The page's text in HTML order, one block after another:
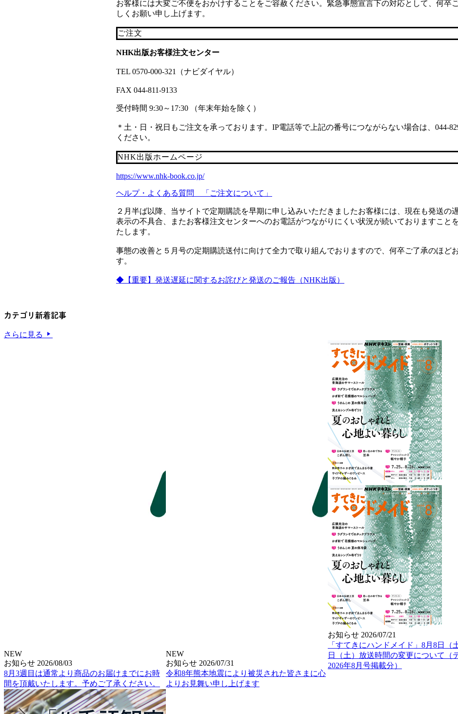
お客様には大変ご不便をおかけすることをご容赦ください。緊急事態宣言下の対応として、何卒
しくお願い申し上げます。
ご注文
NHK出版お客様注文センター
TEL 0570-000-321（ナビダイヤル）
FAX 044-811-9133
受付時間 9:30～17:30 （年末年始を除く）
＊土・日・祝日もご注文を承っております。IP電話等で上記の番号につながらない場合は、044-
ください。
NHK出版ホームページ
https://www.nhk-book.co.jp/
ヘルプ・よくある質問 「ご注文について」
２月半ば以降、当サイトで定期購読を早期に申し込みいただきましたお客様には、現在も発送の
表示の不具合、またお客様注文センターへのお電話がつながりにくい状況が続いておりますこと
たします。
事態の改善と５月号の定期購読送付に向けて全力で取り組んでおりますので、何卒ご了承のほど
す。
◆【重要】発送遅延に関するお詫びと発送のご報告（NHK出版）
カテゴリ新着記事
さらに見る
NEW
お知らせ 2026/08/03
8月3週目は通常より商品のお届けまでにお時
間を頂戴いたします。予めご了承ください。
NEW
お知らせ 2026/07/31
令和8年熊本地震により被災された皆さまに心
よりお見舞い申し上げます
お知らせ 2026/07/21
「すてきにハンドメイド」8月8日（
日（土）放送時間の変更について（
2026年8月号掲載分）